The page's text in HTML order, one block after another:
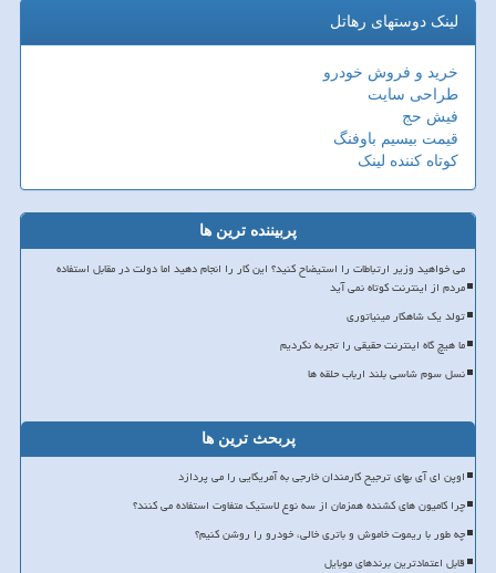
لینک دوستهای رهاتل
خرید و فروش خودرو
طراحی سایت
فیش حج
قیمت بیسیم باوفنگ
کوتاه کننده لینک
پربیننده ترین ها
می خواهید وزیر ارتباطات را استیضاح کنید؟ این کار را انجام دهید اما دولت در مقابل استفاده
مردم از اینترنت کوتاه نمی آید
تولد یک شاهکار مینیاتوری
ما هیچ گاه اینترنت حقیقی را تجربه نکردیم
نسل سوم شاسی بلند ارباب حلقه ها
پربحث ترین ها
اوپن ای آی بهای ترجیح کارمندان خارجی به آمریکایی را می پردازد
چرا کامیون های کشنده همزمان از سه نوع لاستیک متفاوت استفاده می کنند؟
چه طور با ریموت خاموش و باتری خالی، خودرو را روشن کنیم؟
قابل اعتمادترین برندهای موبایل